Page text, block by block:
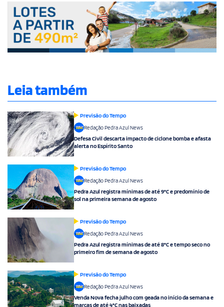
Leia também
Previsão do Tempo
Redação Pedra Azul News
Defesa Civil descarta impacto de ciclone bomba e afasta
alerta no Espírito Santo
Previsão do Tempo
Redação Pedra Azul News
Pedra Azul registra mínimas de até 9°C e predomínio de
sol na primeira semana de agosto
Previsão do Tempo
Redação Pedra Azul News
Pedra Azul registra mínimas de até 8°C e tempo seco no
primeiro fim de semana de agosto
Previsão do Tempo
Redação Pedra Azul News
Venda Nova fecha julho com geada no início da semana e
marcas de até 4°C nas baixadas